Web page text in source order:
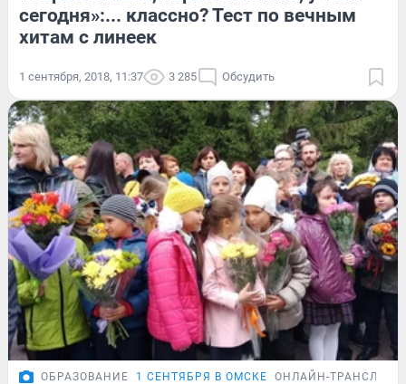
сегодня»:... классно? Тест по вечным
хитам с линеек
1 сентября, 2018, 11:37 3 285 Обсудить
ОБРАЗОВАНИЕ 1 СЕНТЯБРЯ В ОМСКЕ ОНЛАЙН-